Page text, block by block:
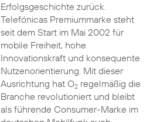
Erfolgsgeschichte zurück.
Telefónicas Premiummarke steht
seit dem Start im Mai 2002 für
mobile Freiheit, hohe
Innovationskraft und konsequente
Nutzenorientierung. Mit dieser
Ausrichtung hat O2regelmäßig die
Branche revolutioniert und bleibt
als führende Consumer-Marke im